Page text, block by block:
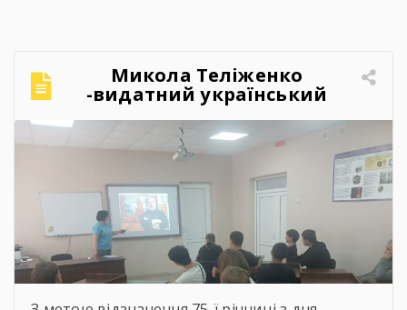
Микола Теліженко
-видатний український
художник, графік,
скульптор, майстер
декоративно-ужиткового
мистецтва